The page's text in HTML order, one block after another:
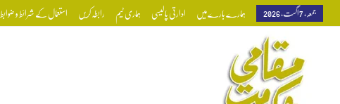
جمعہ, 7 اگست, 2026 ہمارے بارے میں ادارتی پالیسی ہماری ٹیم رابطہ کریں استعمال کے شرائط و ضوابط